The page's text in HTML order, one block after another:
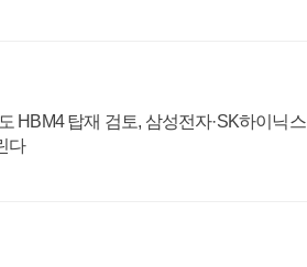
HBM4 탑재 검토, 삼성전자·SK하이닉스
다